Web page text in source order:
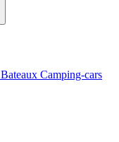
Bateaux Camping-cars